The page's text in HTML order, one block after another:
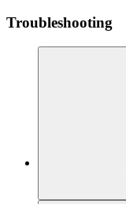
Troubleshooting